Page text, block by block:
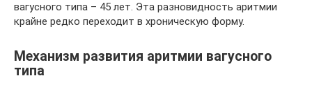
вагусного типа – 45 лет. Эта разновидность аритмии
крайне редко переходит в хроническую форму.
Механизм развития аритмии вагусного
типа